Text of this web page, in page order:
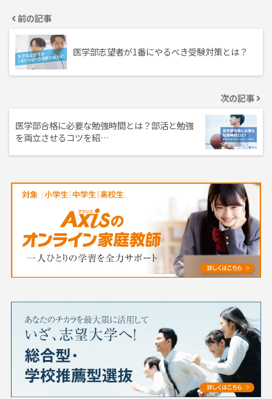
前の記事
医学部志望者が1番にやるべき受験対策とは？
次の記事
医学部合格に必要な勉強時間とは？部活と勉強
を両立させるコツを紹…